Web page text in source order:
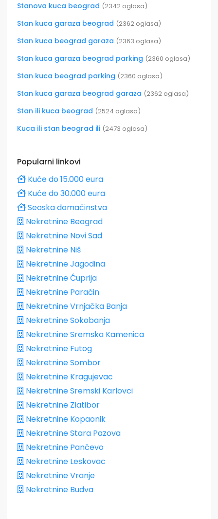
Stanova kuca beograd (2342 oglasa)
Stan kuca garaza beograd (2362 oglasa)
Stan kuca beograd garaza (2363 oglasa)
Stan kuca garaza beograd parking (2360 oglasa)
Stan kuca beograd parking (2360 oglasa)
Stan kuca garaza beograd garaza (2362 oglasa)
Stan ili kuca beograd (2524 oglasa)
Kuca ili stan beograd ili (2473 oglasa)
Popularni linkovi
Kuće do 15.000 eura
Kuće do 30.000 eura
Seoska domaćinstva
Nekretnine Beograd
Nekretnine Novi Sad
Nekretnine Niš
Nekretnine Jagodina
Nekretnine Ćuprija
Nekretnine Paraćin
Nekretnine Vrnjačka Banja
Nekretnine Sokobanja
Nekretnine Sremska Kamenica
Nekretnine Futog
Nekretnine Sombor
Nekretnine Kragujevac
Nekretnine Sremski Karlovci
Nekretnine Zlatibor
Nekretnine Kopaonik
Nekretnine Stara Pazova
Nekretnine Pančevo
Nekretnine Leskovac
Nekretnine Vranje
Nekretnine Budva